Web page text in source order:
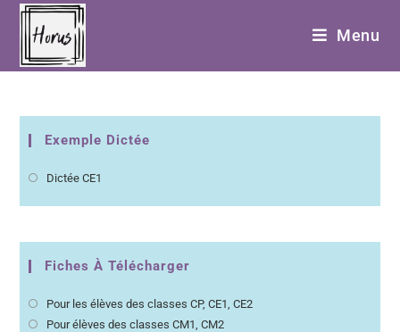
Menu
Exemple Dictée
Dictée CE1
Fiches À Télécharger
Pour les élèves des classes CP, CE1, CE2
Pour élèves des classes CM1, CM2